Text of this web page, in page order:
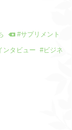
#サプリメント
ンタビュー #ビジネ